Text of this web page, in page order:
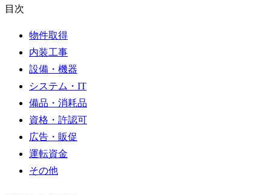
目次
物件取得
内装工事
設備・機器
システム・IT
備品・消耗品
資格・許認可
広告・販促
運転資金
その他